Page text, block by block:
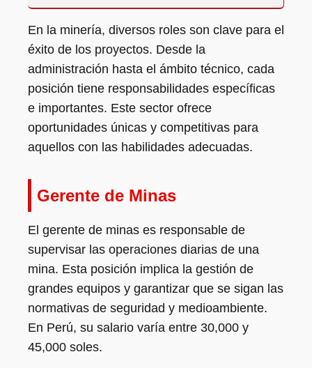
En la minería, diversos roles son clave para el
éxito de los proyectos. Desde la
administración hasta el ámbito técnico, cada
posición tiene responsabilidades específicas
e importantes. Este sector ofrece
oportunidades únicas y competitivas para
aquellos con las habilidades adecuadas.
Gerente de Minas
El gerente de minas es responsable de
supervisar las operaciones diarias de una
mina. Esta posición implica la gestión de
grandes equipos y garantizar que se sigan las
normativas de seguridad y medioambiente.
En Perú, su salario varía entre 30,000 y
45,000 soles.